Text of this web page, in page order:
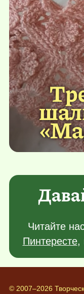
Читайте
Пинтересте,
© 2007–2026